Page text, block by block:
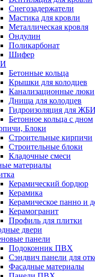
Снегозадержатели
Мастика для кровли
Металлическая кровля
Ондулин
Поликарбонат
Шифер
Бетонные кольца
Крышки для колодцев
Канализационные люки
Днища для колодцев
Гидроизоляция для ЖБИ
Бетонное кольца с дном
Блоки
Строительные кирпичи
Строительные блоки
Кладочные смеси
материалы
Керамический бордюр
Керамика
Керамическое панно и
Керамогранит
Профиль для плитки
двери
панели
Подоконник ПВХ
Сэндвич панели для
Фасадные материалы